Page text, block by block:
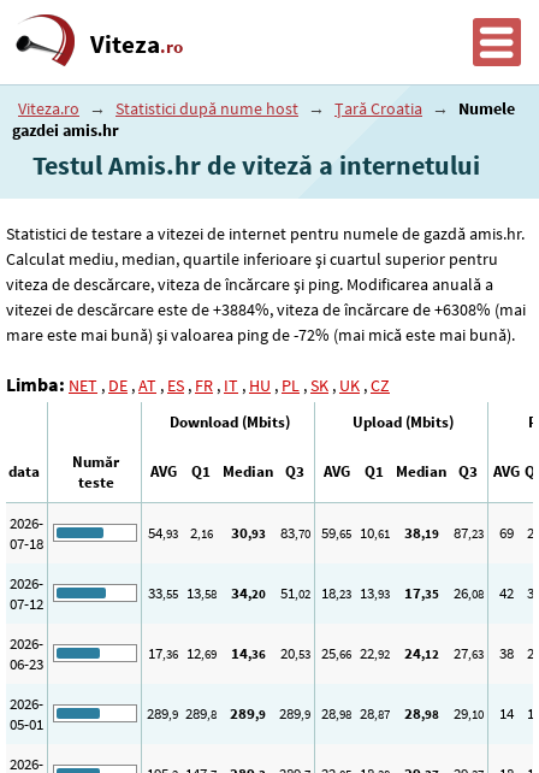
Viteza.ro
Viteza.ro → Statistici după nume host → Țară Croatia →
Numele
gazdei amis.hr
Testul Amis.hr de viteză a internetului
Statistici de testare a vitezei de internet pentru numele de gazdă amis.hr.
Calculat mediu, median, quartile inferioare și cuartul superior pentru
viteza de descărcare, viteza de încărcare și ping. Modificarea anuală a
vitezei de descărcare este de +3884%, viteza de încărcare de +6308% (mai
mare este mai bună) și valoarea ping de -72% (mai mică este mai bună).
Limba: NET , DE ,AT , ES , FR , IT , HU , PL ,SK , UK ,CZ
Download (Mbits) Upload (Mbits)
data
Număr
teste
AVG Q1 Median Q3 AVG Q1 Median Q3 AVG
2026-
07-18
54,93 2,16 30,93 83,70 59,65 10,61 38,19 87,23 69
2026-
07-12
33,55 13,58 34,20 51,02 18,23 13,93 17,35 26,08 42
2026-
06-23
17,36 12,69 14,36 20,53 25,66 22,92 24,12 27,63 38
2026-
05-01
289,9 289,8 289,9 289,9 28,98 28,87 28,98 29,10 14
2026-